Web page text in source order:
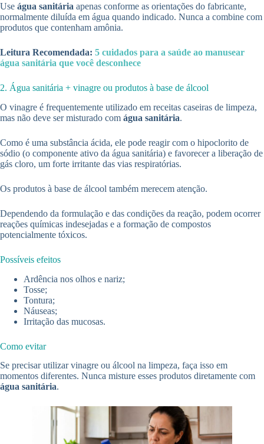
Use água sanitária apenas conforme as orientações do fabricante,
normalmente diluída em água quando indicado. Nunca a combine com
produtos que contenham amônia.
Leitura Recomendada: 5 cuidados para a saúde ao manusear
água sanitária que você desconhece
2. Água sanitária + vinagre ou produtos à base de álcool
O vinagre é frequentemente utilizado em receitas caseiras de limpeza,
mas não deve ser misturado com água sanitária.
Como é uma substância ácida, ele pode reagir com o hipoclorito de
sódio (o componente ativo da água sanitária) e favorecer a liberação de
gás cloro, um forte irritante das vias respiratórias.
Os produtos à base de álcool também merecem atenção.
Dependendo da formulação e das condições da reação, podem ocorrer
reações químicas indesejadas e a formação de compostos
potencialmente tóxicos.
Possíveis efeitos
Ardência nos olhos e nariz;
Tosse;
Tontura;
Náuseas;
Irritação das mucosas.
Como evitar
Se precisar utilizar vinagre ou álcool na limpeza, faça isso em
momentos diferentes. Nunca misture esses produtos diretamente com
água sanitária.